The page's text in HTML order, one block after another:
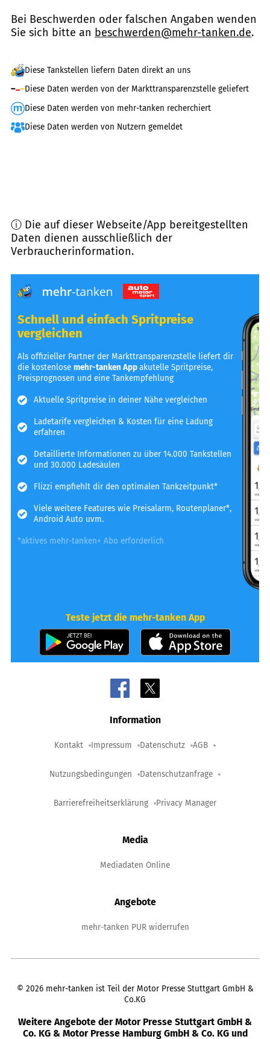
Bei Beschwerden oder falschen Angaben wenden
Sie sich bitte an beschwerden@mehr-tanken.de.
Diese Tankstellen liefern Daten direkt an uns
Diese Daten werden von der Markttransparenzstelle geliefert
Diese Daten werden von mehr-tanken recherchiert
Diese Daten werden von Nutzern gemeldet
ⓘ Die auf dieser Webseite/App bereitgestellten
Daten dienen ausschließlich der
Verbraucherinformation.
Schnell und einfach Spritpreise
vergleichen
Als offizieller Partner der Markttransparenzstelle liefert dir
die kostenlosemehr-tanken Appakutelle Spritpreise,
Preisprognosen und eine Tankempfehlung
Aktuelle Spritpreise in deiner Nähe vergleichen
Ladetarife vergleichen & Kosten für eine Ladung
erfahren
Detaillierte Informationen zu über 14.000 Tankstellen
und 30.000 Ladesäulen
Flizzi empfiehlt dir den optimalen Tankzeitpunkt*
Viele weitere Features wie Preisalarm, Routenplaner*,
Android Auto uvm.
*aktives mehr-tanken+ Abo erforderlich
Teste jetzt die mehr-tanken App
Information
Kontakt Impressum Datenschutz AGB
Nutzungsbedingungen Datenschutzanfrage
Barrierefreiheitserklärung Privacy Manager
Media
Mediadaten Online
Angebote
mehr-tanken PUR widerrufen
© 2026 mehr-tanken ist Teil der Motor Presse Stuttgart GmbH &
Co.KG
Weitere Angebote der Motor Presse Stuttgart GmbH &
Co. KG & Motor Presse Hamburg GmbH & Co. KG und